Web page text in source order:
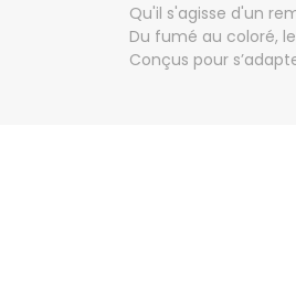
Qu'il s'agisse d'un
Du fumé au coloré,
Conçus pour